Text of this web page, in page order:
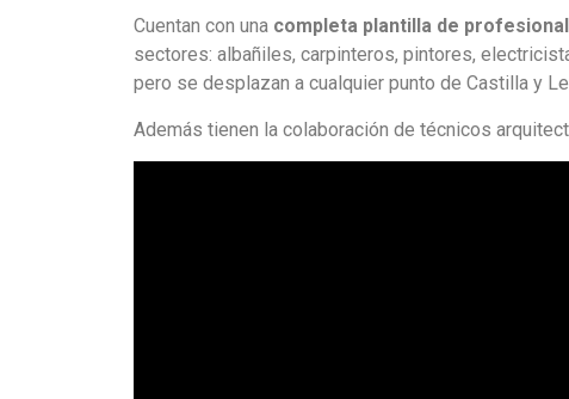
Cuentan con una completa plantilla de
sectores: albañiles, carpinteros, pintores,
pero se desplazan a cualquier punto de Castilla y
Además tienen la colaboración de técnicos